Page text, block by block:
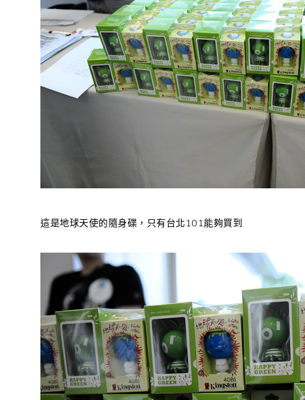
這是地球天使的隨身碟，只有台北101能夠買到